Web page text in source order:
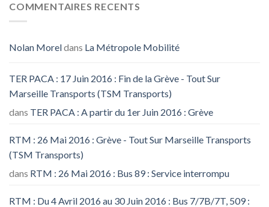
COMMENTAIRES RECENTS
Nolan Moreldans La Métropole Mobilité
TER PACA : 17 Juin 2016 : Fin de la Grève - Tout Sur
Marseille Transports (TSM Transports)
dans TER PACA : A partir du 1er Juin 2016 : Grève
RTM : 26 Mai 2016 : Grève - Tout Sur Marseille Transports
(TSM Transports)
dans RTM : 26 Mai 2016 : Bus 89 : Service interrompu
RTM : Du 4 Avril 2016 au 30 Juin 2016 : Bus 7/7B/7T, 509 :